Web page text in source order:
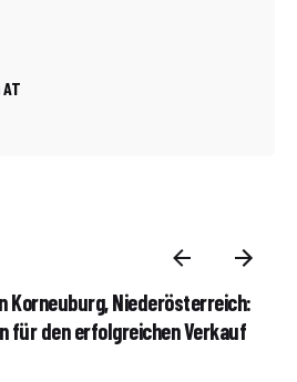
Korneuburg, Niederösterreich:
für den erfolgreichen Verkauf